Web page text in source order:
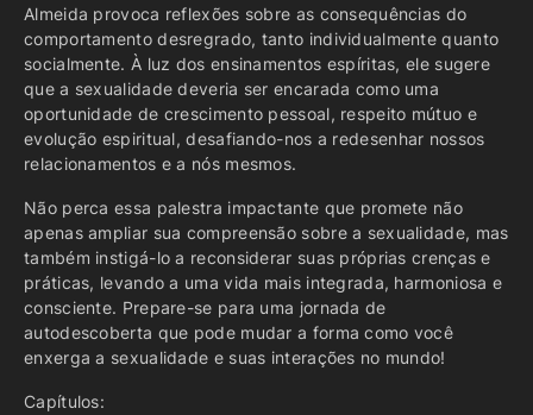
Almeida provoca reflexões sobre as consequências do
comportamento desregrado, tanto individualmente quanto
socialmente. À luz dos ensinamentos espíritas, ele sugere
que a sexualidade deveria ser encarada como uma
oportunidade de crescimento pessoal, respeito mútuo e
evolução espiritual, desafiando-nos a redesenhar nossos
relacionamentos e a nós mesmos.
Não perca essa palestra impactante que promete não
apenas ampliar sua compreensão sobre a sexualidade, mas
também instigá-lo a reconsiderar suas próprias crenças e
práticas, levando a uma vida mais integrada, harmoniosa e
consciente. Prepare-se para uma jornada de
autodescoberta que pode mudar a forma como você
enxerga a sexualidade e suas interações no mundo!
Capítulos: